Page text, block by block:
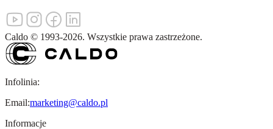
Caldo © 1993-2026. Wszystkie prawa zastrzeżone.
Infolinia:
Email:marketing@caldo.pl
Informacje